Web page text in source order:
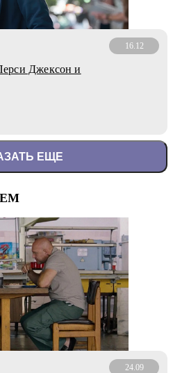
16.12
Джексон и
ЕЩЕ
24.09